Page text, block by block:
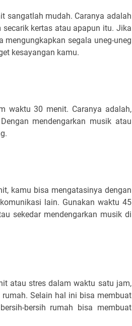
sangatlah mudah. Caranya adalah
kertas atau apapun itu. Jika
segala uneg-uneg
kesayangan kamu.
waktu 30 menit. Caranya adalah,
mendengarkan musik atau
kamu bisa mengatasinya dengan
lain. Gunakan waktu 45
sekedar mendengarkan musik di
atau stres dalam waktu satu jam,
Selain hal ini bisa membuat
bersih rumah bisa membuat